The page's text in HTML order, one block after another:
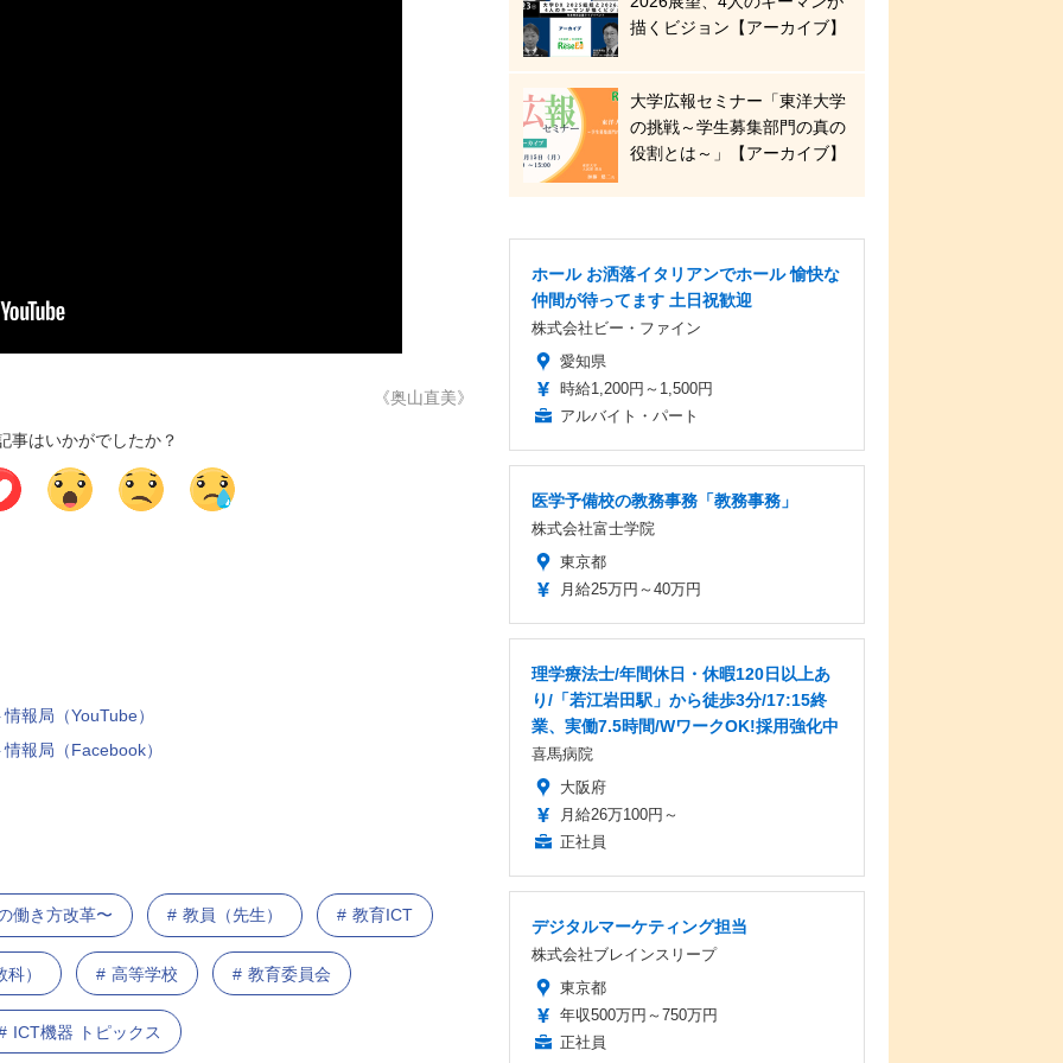
《奥山直美》
事はいかがでしたか？
報局（YouTube）
報局（Facebook）
働き方改革〜 教員（先生） 教育ICT
） 高等学校 教育委員会
ICT機器 トピックス
描くビジョン【アーカイブ】
大学広報セミナー「東洋大学
の挑戦～学生募集部門の真の
役割とは～」【アーカイブ】
ホール お洒落イタリアンでホール 愉快な
仲間が待ってます 土日祝歓迎
株式会社ビー・ファイン
愛知県
時給1,200円～1,500円
アルバイト・パート
医学予備校の教務事務「教務事務」
株式会社富士学院
東京都
月給25万円～40万円
理学療法士/年間休日・休暇120日以上あ
り/「若江岩田駅」から徒歩3分/17:15終
業、実働7.5時間/WワークOK!採用強化中
喜馬病院
大阪府
月給26万100円～
正社員
デジタルマーケティング担当
株式会社ブレインスリープ
東京都
年収500万円～750万円
正社員